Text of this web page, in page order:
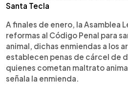
Santa Tecla
A finales de enero, la Asamblea
reformas al Código Penal para
animal, dichas enmiendas a los
establecen penas de cárcel de
quienes cometan maltrato
señala la enmienda.